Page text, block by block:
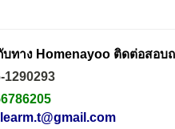
ทาง Homenayoo ติดต่อสอบถ
1290293